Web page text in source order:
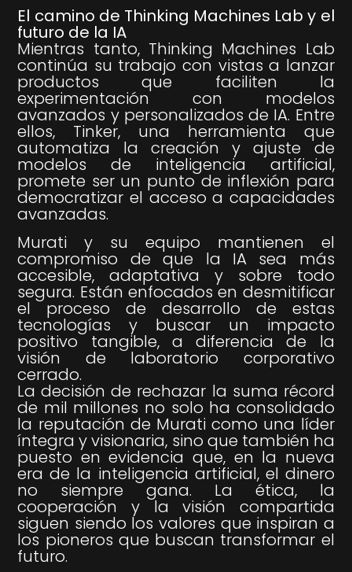
El camino de Thinking Machines Lab y el
futuro de la IA
Mientras tanto, Thinking Machines Lab
continúa su trabajo con vistas a lanzar
productos que faciliten la
experimentación con modelos
avanzados y personalizados de IA. Entre
ellos, Tinker, una herramienta que
automatiza la creación y ajuste de
modelos de inteligencia artificial,
promete ser un punto de inflexión para
democratizar el acceso a capacidades
avanzadas.
Murati y su equipo mantienen el
compromiso de que la IA sea más
accesible, adaptativa y sobre todo
segura. Están enfocados en desmitificar
el proceso de desarrollo de estas
tecnologías y buscar un impacto
positivo tangible, a diferencia de la
visión de laboratorio corporativo
cerrado.
La decisión de rechazar la suma récord
de mil millones no solo ha consolidado
la reputación de Murati como una líder
íntegra y visionaria, sino que también ha
puesto en evidencia que, en la nueva
era de la inteligencia artificial, el dinero
no siempre gana. La ética, la
cooperación y la visión compartida
siguen siendo los valores que inspiran a
los pioneros que buscan transformar el
futuro.